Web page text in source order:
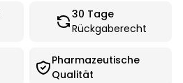
30 Tage
Rückgaberecht
Pharmazeutische
Qualität